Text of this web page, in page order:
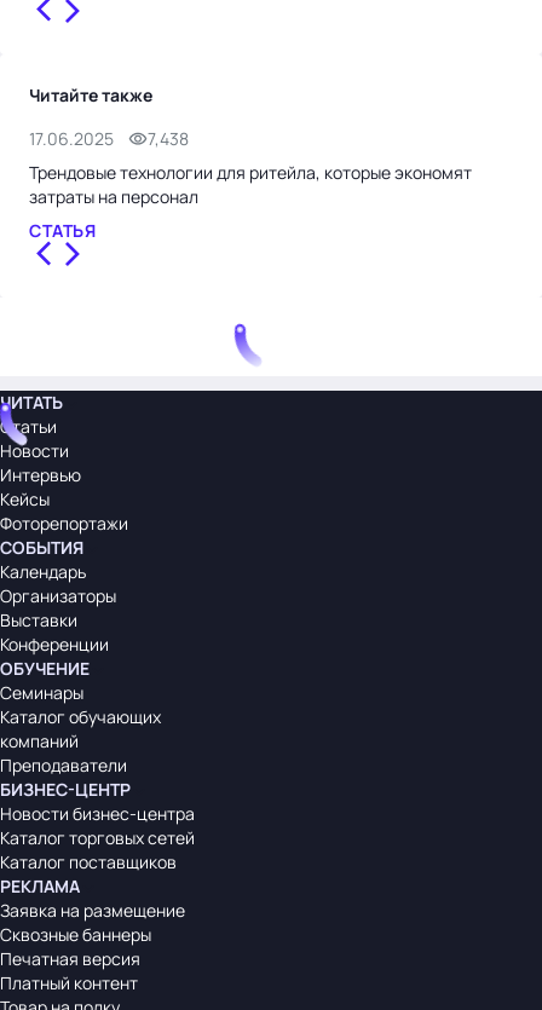
Читайте также
17.06.2025
7,438
Трендовые технологии для ритейла, которые экономят
затраты на персонал
СТАТЬЯ
ЧИТАТЬ
Статьи
Новости
Интервью
Кейсы
Фоторепортажи
СОБЫТИЯ
Календарь
Организаторы
Выставки
Конференции
ОБУЧЕНИЕ
Семинары
Каталог обучающих
компаний
Преподаватели
БИЗНЕС-ЦЕНТР
Новости бизнес-центра
Каталог торговых сетей
Каталог поставщиков
РЕКЛАМА
Заявка на размещение
Сквозные баннеры
Печатная версия
Платный контент